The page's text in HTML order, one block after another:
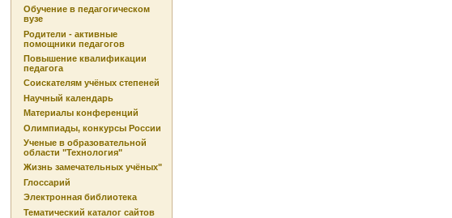
Обучение в педагогическом
вузе
Родители - активные
помощники педагогов
Повышение квалификации
педагога
Соискателям учёных степеней
Научный календарь
Материалы конференций
Олимпиады, конкурсы России
Ученые в образовательной
области "Технология"
Жизнь замечательных учёных"
Глоссарий
Электронная библиотека
Тематический каталог сайтов